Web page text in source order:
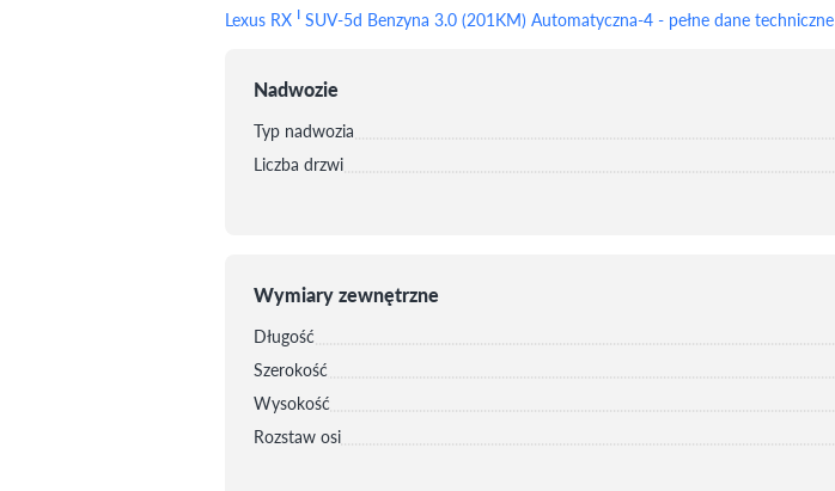
Lexus RX I SUV-5d Benzyna 3.0 (201KM) Automatyczna-4 - pełne dane techniczne
Nadwozie
Typ nadwozia
Liczba drzwi
Wymiary zewnętrzne
Długość
Szerokość
Wysokość
Rozstaw osi